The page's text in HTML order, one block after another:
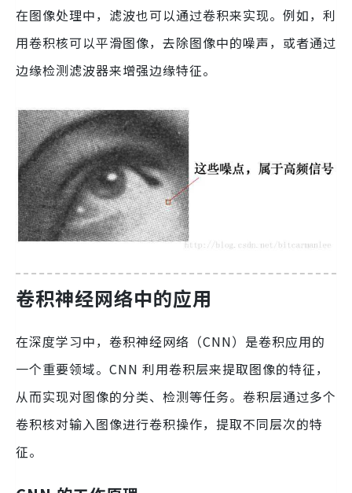
在图像处理中，滤波也可以通过卷积来实现。例如，利
用卷积核可以平滑图像，去除图像中的噪声，或者通过
边缘检测滤波器来增强边缘特征。
卷积神经网络中的应用
在深度学习中，卷积神经网络（CNN）是卷积应用的
一个重要领域。CNN 利用卷积层来提取图像的特征，
从而实现对图像的分类、检测等任务。卷积层通过多个
卷积核对输入图像进行卷积操作，提取不同层次的特
征。